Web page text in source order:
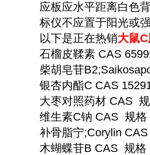
应板应水平距离白色
标仪不应置于阳光或
以下是正在热销大鼠
石榴皮鞣素 CAS
柴胡皂苷
银杏内酯C CAS
大枣对照药材 CAS
维生素C钠 CAS 规格
补骨脂宁;Corylin
木蝴蝶苷B CAS 规格